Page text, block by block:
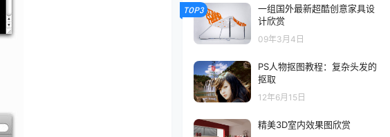
TOP3
一组国外最新超酷创意家具设
计欣赏
09年3月4日
PS人物抠图教程：复杂头发的
抠取
12年6月15日
精美3D室内效果图欣赏